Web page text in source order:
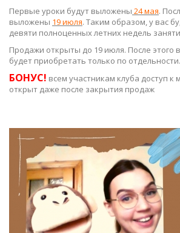
Первые уроки будут выложены 24 мая.
выложены 19 июля. Таким образом, у вас
девяти полноценных летних недель
Продажи открыты до 19 июля. После этого
будет приобретать только по отдельности.
БОНУС! всем участникам клуба доступ к
открыт даже после закрытия продаж